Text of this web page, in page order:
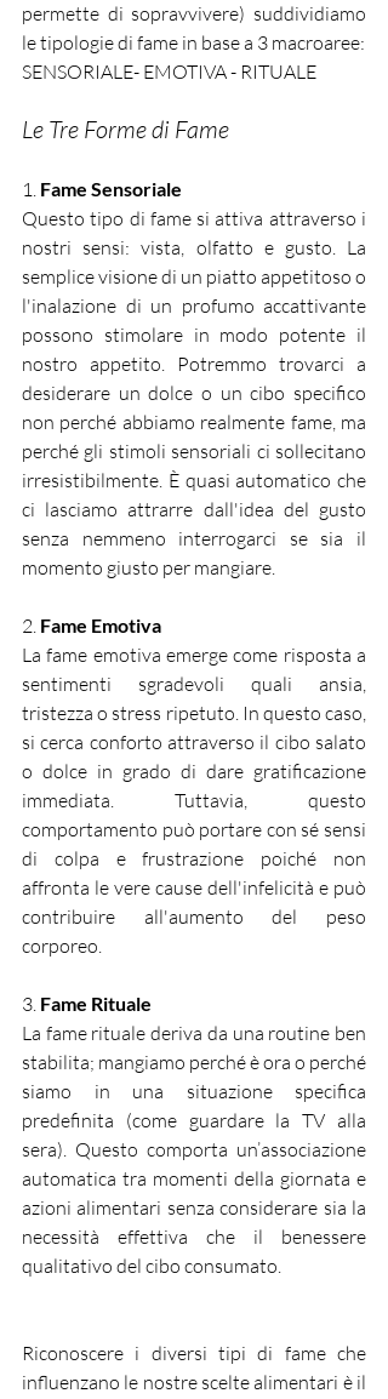
permette di sopravvivere) suddividiamo
SENSORIALE- EMOTIVA - RITUALE
Le Tre Forme di Fame
1. Fame Sensoriale
Questo tipo di fame si attiva attraverso i
nostri sensi: vista, olfatto e gusto. La
semplice visione di un piatto appetitoso o
l'inalazione di un profumo accattivante
possono stimolare in modo potente il
nostro appetito. Potremmo trovarci a
desiderare un dolce o un cibo specifico
non perché abbiamo realmente fame, ma
perché gli stimoli sensoriali ci sollecitano
irresistibilmente. È quasi automatico che
ci lasciamo attrarre dall'idea del gusto
senza nemmeno interrogarci se sia il
momento giusto per mangiare.
2. Fame Emotiva
La fame emotiva emerge come risposta a
sentimenti sgradevoli quali ansia,
tristezza o stress ripetuto. In questo caso,
si cerca conforto attraverso il cibo salato
o dolce in grado di dare gratificazione
immediata. Tuttavia, questo
comportamento può portare con sé sensi
di colpa e frustrazione poiché non
affronta le vere cause dell'infelicità e può
contribuire all'aumento del peso
corporeo.
3. Fame Rituale
La fame rituale deriva da una routine ben
stabilita; mangiamo perché è ora o perché
siamo in una situazione specifica
predefinita (come guardare la TV alla
sera). Questo comporta un’associazione
automatica tra momenti della giornata e
azioni alimentari senza considerare sia la
necessità effettiva che il benessere
qualitativo del cibo consumato.
Riconoscere i diversi tipi di fame che
influenzano le nostre scelte alimentari è il